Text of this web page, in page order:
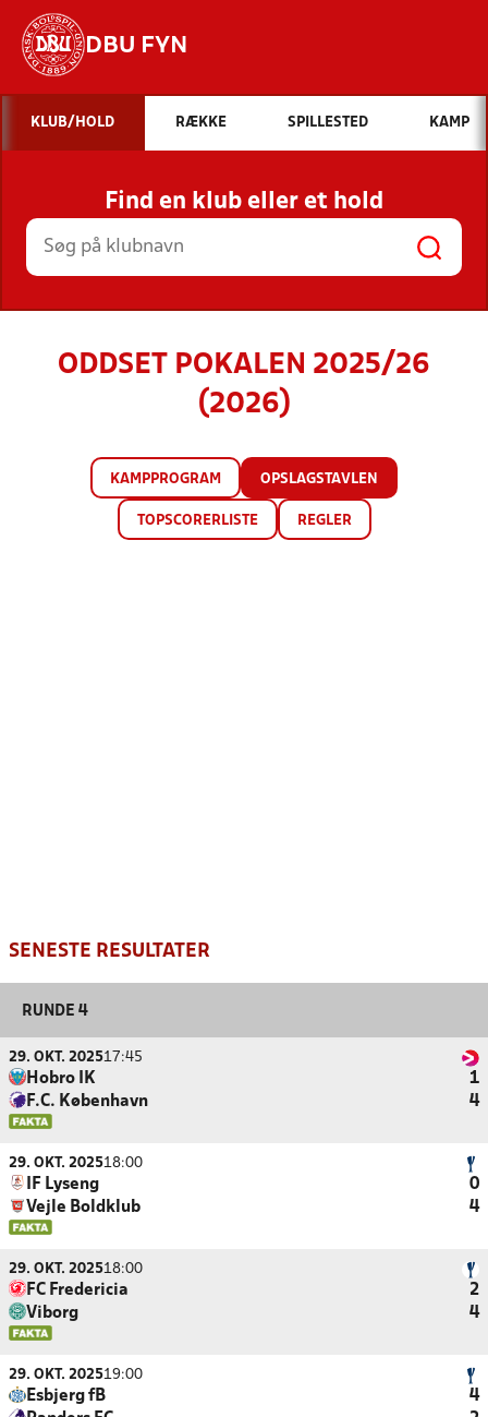
DBU FYN
Hvad vil du søge efter?
INDHOLD OG NYHEDER
STILLINGER, RESULTATER, KLUBBER OG
HOLD
KLUB/HOLD RÆKKE SPILLESTED KAMP
Find en klub eller et hold
ODDSET POKALEN 2025/26
(2026)
KAMPPROGRAM OPSLAGSTAVLEN
TOPSCORERLISTE REGLER
SENESTE RESULTATER
RUNDE 4
29. OKT. 202517:45
Hobro IK
1
F.C. København
4
29. OKT. 202518:00
IF Lyseng
0
Vejle Boldklub
4
29. OKT. 202518:00
FC Fredericia
2
Viborg
4
29. OKT. 202519:00
Esbjerg fB
4